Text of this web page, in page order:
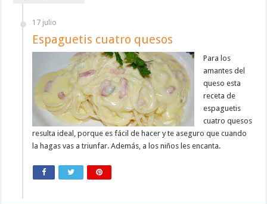
17 julio
Espaguetis cuatro quesos
Para los
amantes del
queso esta
receta de
espaguetis
cuatro quesos
resulta ideal, porque es fácil de hacer y te aseguro que cuando
la hagas vas a triunfar. Además, a los niños les encanta.